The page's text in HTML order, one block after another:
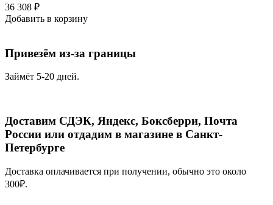
36 308 ₽
Добавить в корзину
Привезём из-за границы
Займёт 5-20 дней.
Доставим СДЭК, Яндекс, Боксберри, Почта
России или отдадим в магазине в Санкт-
Петербурге
Доставка оплачивается при получении, обычно это около
300₽.